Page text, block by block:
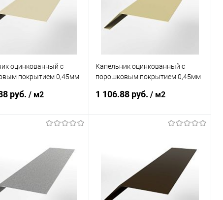
Под заказ В избранное Под заказ
оцинкованный с
покрытием 0,45мм
руб. / м2
в 1 клик Сравнение
Под заказ
Капельник оцинкованный с
порошковым покрытием 0,45мм
1 106.88 руб./ м2
Купить в 1 клик Сравнение
В избранное Под заказ